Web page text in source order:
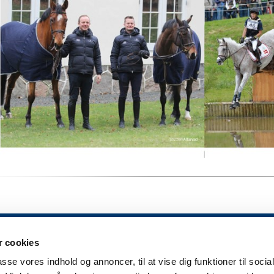
cookies
vores indhold og annoncer, til at vise dig funktioner til